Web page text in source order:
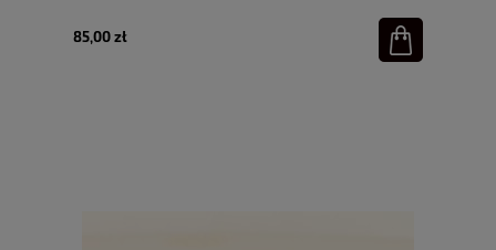
85,00 zł